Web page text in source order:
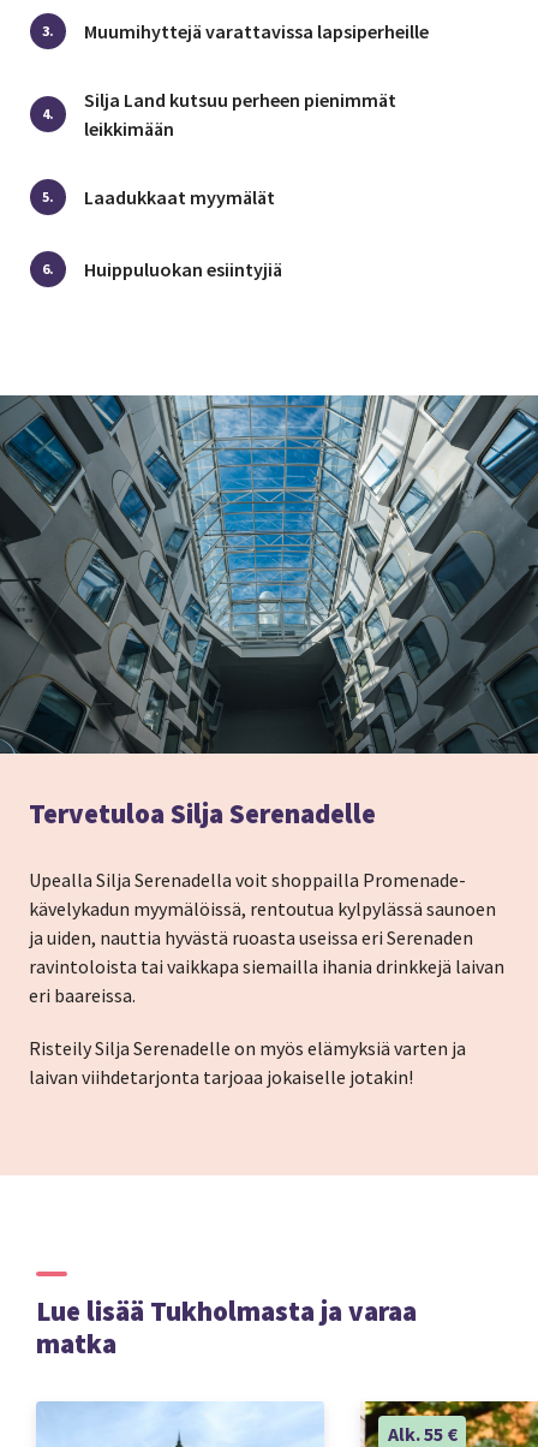
3. Muumihyttejä varattavissa lapsiperheille
4.
Silja Land kutsuu perheen pienimmät
leikkimään
5. Laadukkaat myymälät
6. Huippuluokan esiintyjiä
Tervetuloa Silja Serenadelle
Upealla Silja Serenadella voit shoppailla Promenade-
kävelykadun myymälöissä, rentoutua kylpylässä saunoen
ja uiden, nauttia hyvästä ruoasta useissa eri Serenaden
ravintoloista tai vaikkapa siemailla ihania drinkkejä laivan
eri baareissa.
Risteily Silja Serenadelle on myös elämyksiä varten ja
laivan viihdetarjonta tarjoaa jokaiselle jotakin!
Lue lisää Tukholmasta ja varaa
matka
Alk. 55 €